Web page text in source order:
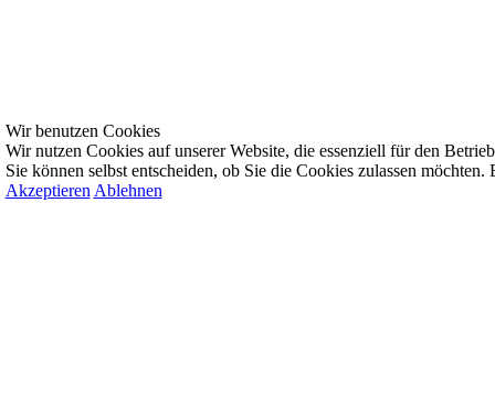
Wir benutzen Cookies
Wir nutzen Cookies auf unserer Website, die essenziell für den
Sie können selbst entscheiden, ob Sie die Cookies zulassen
Akzeptieren Ablehnen